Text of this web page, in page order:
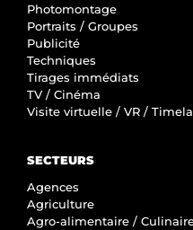
Photomontage
Portraits / Groupes
Publicité
Techniques
Tirages immédiats
TV / Cinéma
Visite virtuelle / VR /
SECTEURS
Agences
Agriculture
Agro-alimentaire /